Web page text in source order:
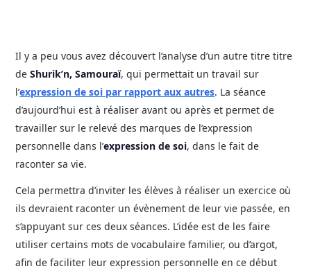
Il y a peu vous avez découvert l’analyse d’un autre titre titre
deShurik’n, Samouraï, qui permettait un travail sur
l’expression de soi par rapport aux autres. La séance
d’aujourd’hui est à réaliser avant ou après et permet de
travailler sur le relevé des marques de l’expression
personnelle dans l’expression de soi, dans le fait de
raconter sa vie.
Cela permettra d’inviter les élèves à réaliser un exercice où
ils devraient raconter un évènement de leur vie passée, en
s’appuyant sur ces deux séances. L’idée est de les faire
utiliser certains mots de vocabulaire familier, ou d’argot,
afin de faciliter leur expression personnelle en ce début